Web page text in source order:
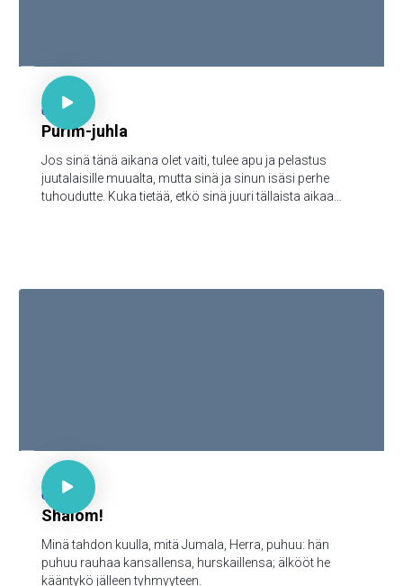
Est. 4:14

67
Purim-juhla
Jos sinä tänä aikana olet vaiti, tulee apu ja pelastus
juutalaisille muualta, mutta sinä ja sinun isäsi perhe
tuhoudutte. Kuka tietää, etkö sinä juuri tällaista aikaa
Ps 85:9

66
Shalom!
Minä tahdon kuulla, mitä Jumala, Herra, puhuu: hän
puhuu rauhaa kansallensa, hurskaillensa; älkööt he
kääntykö jälleen tyhmyyteen.